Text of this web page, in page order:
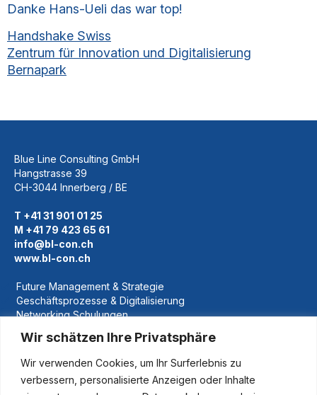
Wir schätzen Ihre Privatsphäre
Wir verwenden Cookies, um Ihr Surferlebnis zu
verbessern, personalisierte Anzeigen oder Inhalte
Danke Hans-Ueli das war top!
Handshake Swiss
Zentrum für Innovation und Digitalisierung
Bernapark
Blue Line Consulting GmbH
Hangstrasse 39
CH-3044 Innerberg / BE
T +41 31 901 01 25
M +41 79 423 65 61
info@bl-con.ch
www.bl-con.ch
Future Management & Strategie
Geschäftsprozesse & Digitalisierung
Networking Schulungen
Referenzen
News